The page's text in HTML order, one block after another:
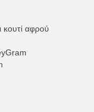
κουτί αφρού